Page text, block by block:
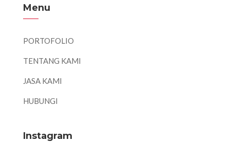
Menu
PORTOFOLIO
TENTANG KAMI
JASA KAMI
HUBUNGI
Instagram